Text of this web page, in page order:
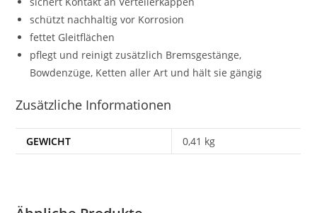
schützt nachhaltig vor Korrosion
fettet Gleitflächen
pflegt und reinigt zusätzlich Bremsgestänge,
Bowdenzüge, Ketten aller Art und hält sie gängig
Zusätzliche Informationen
GEWICHT 0,41 kg